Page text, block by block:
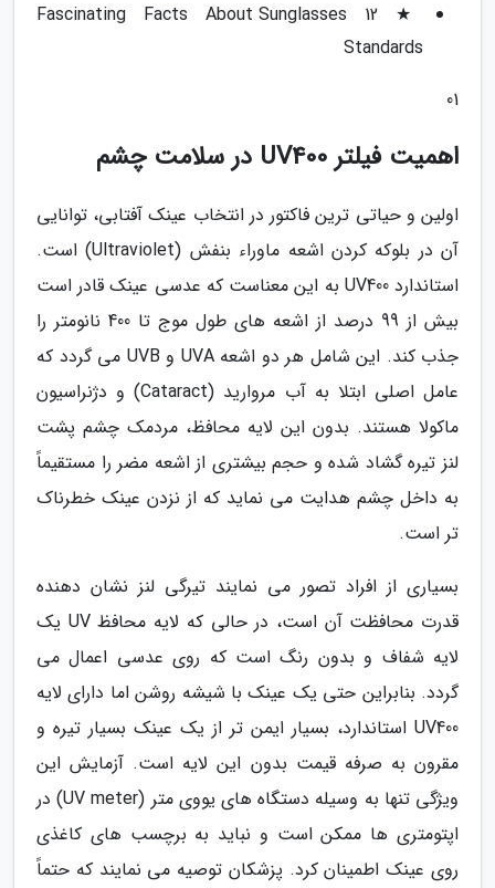
★ 12 Fascinating Facts About Sunglasses
Standards
01
اهمیت فیلتر UV400 در سلامت چشم
اولین و حیاتی ترین فاکتور در انتخاب عینک آفتابی، توانایی
آن در بلوکه کردن اشعه ماوراء بنفش (Ultraviolet) است.
استاندارد UV400 به این معناست که عدسی عینک قادر است
بیش از 99 درصد از اشعه های طول موج تا 400 نانومتر را
جذب کند. این شامل هر دو اشعه UVA و UVB می گردد که
عامل اصلی ابتلا به آب مروارید (Cataract) و دژنراسیون
ماکولا هستند. بدون این لایه محافظ، مردمک چشم پشت
لنز تیره گشاد شده و حجم بیشتری از اشعه مضر را مستقیماً
به داخل چشم هدایت می نماید که از نزدن عینک خطرناک
تر است.
بسیاری از افراد تصور می نمایند تیرگی لنز نشان دهنده
قدرت محافظت آن است، در حالی که لایه محافظ UV یک
لایه شفاف و بدون رنگ است که روی عدسی اعمال می
گردد. بنابراین حتی یک عینک با شیشه روشن اما دارای لایه
UV400 استاندارد، بسیار ایمن تر از یک عینک بسیار تیره و
مقرون به صرفه قیمت بدون این لایه است. آزمایش این
ویژگی تنها به وسیله دستگاه های یووی متر (UV meter) در
اپتومتری ها ممکن است و نباید به برچسب های کاغذی
روی عینک اطمینان کرد. پزشکان توصیه می نمایند که حتماً